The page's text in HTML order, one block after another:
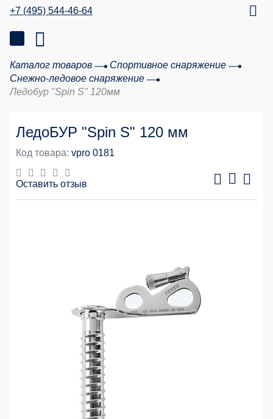
+7 (495) 544-46-64
Каталог товаров
Спортивное снаряжение
Снежно-ледовое снаряжение
Ледобур "Spin S" 120мм
ЛедоБУР "Spin S" 120 мм
Код товара: vpro 0181
Оставить отзыв